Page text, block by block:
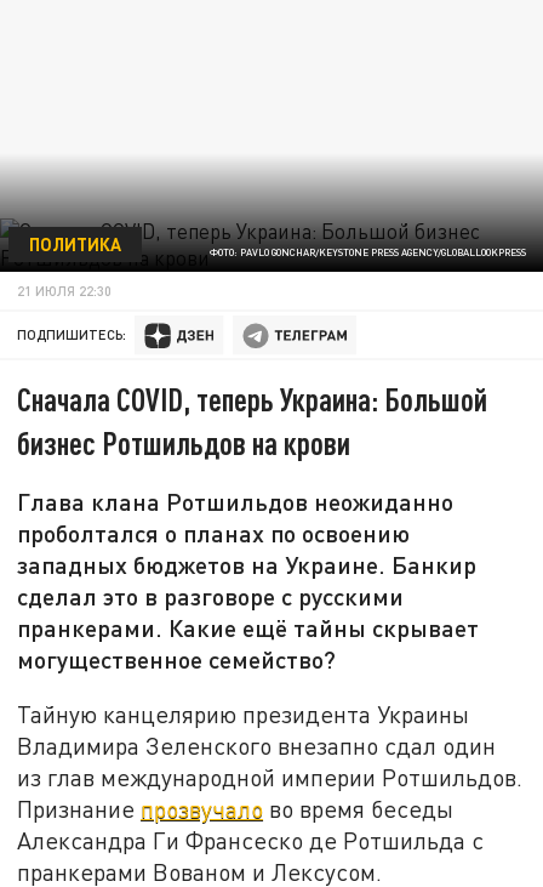
ФОТО: PAVLO GONCHAR/KEYSTONE PRESS AGENCY/GLOBALLOOKPRESS
ПОЛИТИКА
21 ИЮЛЯ 22:30
ПОДПИШИТЕСЬ:
Сначала COVID, теперь Украина: Большой
бизнес Ротшильдов на крови
Глава клана Ротшильдов неожиданно
проболтался о планах по освоению
западных бюджетов на Украине. Банкир
сделал это в разговоре с русскими
пранкерами. Какие ещё тайны скрывает
могущественное семейство?
Тайную канцелярию президента Украины
Владимира Зеленского внезапно сдал один
из глав международной империи Ротшильдов.
Признание прозвучало во время беседы
Александра Ги Франсеско де Ротшильда с
пранкерами Вованом и Лексусом.